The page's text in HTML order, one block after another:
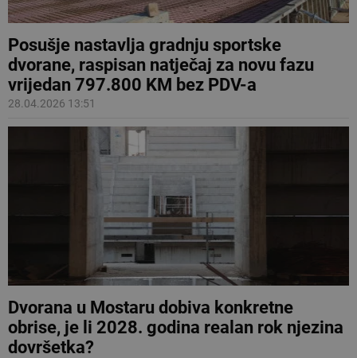
Posušje nastavlja gradnju sportske
dvorane, raspisan natječaj za novu fazu
vrijedan 797.800 KM bez PDV-a
28.04.2026 13:51
Dvorana u Mostaru dobiva konkretne
obrise, je li 2028. godina realan rok njezina
dovršetka?